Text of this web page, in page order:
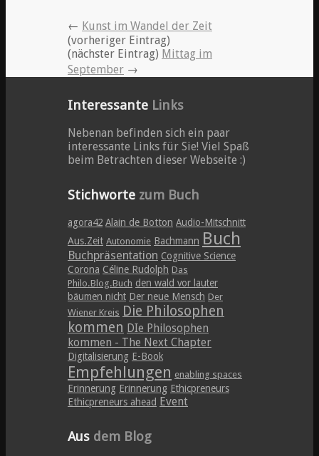
← Kunst im Wandel der Zeit
(vorheriger Eintrag)
(nächster Eintrag) Mittag im
September →
Interessante Links
Nebenan befinden sich ein paar
interessante Links für Sie! Viel Spaß
beim Betrachten dieser Webseite :)
Stichworte zum Buch
agora42 Alain de Botton Audio-Mitschnitt
Aus.Zeit Autonomie Bachmann Buch
Buchpräsentation Cognitive Science
Corona Céline Rudolph Das
Philo.Blog.Buch den wald vor lauter
bäumen nicht Der neue Mensch Der
Wiener Kreis Die Philosophen
kommen DIe Philosophen
kommen - The Next Chapter
Digitalisierung E-Book
Empfehlungen enabling spaces
Erinnerung Erinnerung Ethicpreneurs
Ethicpreneurs ahead Event
Aus dem Blog